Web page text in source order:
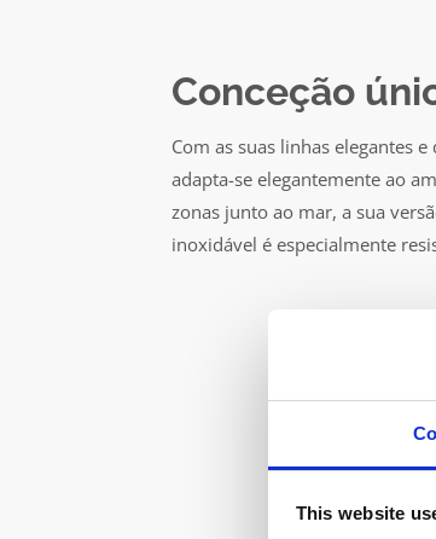
This website
Conceção
Com as suas linhas elegantes
adapta-se elegantemente ao
zonas junto ao mar, a sua
inoxidável é especialmente